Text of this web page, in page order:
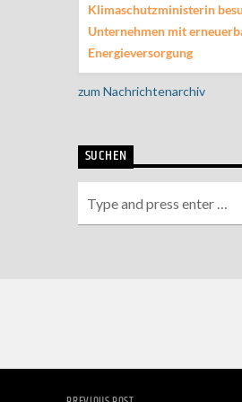
Klimaschutzministerin
Unternehmen mit
Energieversorgung
zum Nachrichtenarchiv
SUCHEN